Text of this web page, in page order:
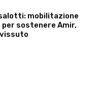
mobilitazione
sostenere Amir,